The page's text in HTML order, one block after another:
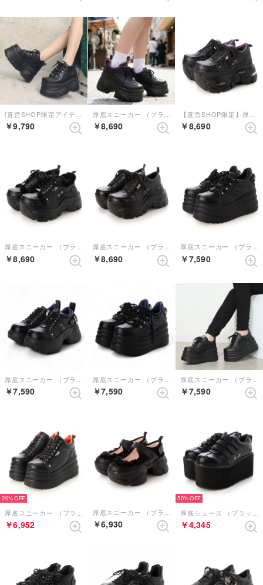
￥9,790 ￥8,690 ￥8,690
厚底スニーカー （ブラック）
￥8,690
厚底スニーカー （ブラックコンビ）
￥8,690
厚底スニーカー （ブラック）
￥7,590
厚底スニーカー （ブラック）
￥7,590
厚底スニーカー （ブラックパープル）
￥7,590
厚底スニーカー （ブラック）
￥7,590
20%
￥6,952 ￥6,930
50%
￥4,345